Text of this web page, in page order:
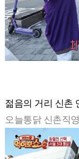
젊음의 거리 신촌
오늘통닭 신촌직